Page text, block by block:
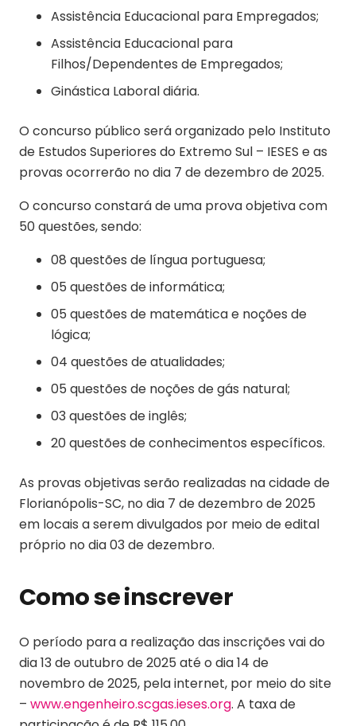
Assistência Educacional para Empregados;
Assistência Educacional para
Filhos/Dependentes de Empregados;
Ginástica Laboral diária.
O concurso público será organizado pelo Instituto
de Estudos Superiores do Extremo Sul – IESES e as
provas ocorrerão no dia 7 de dezembro de 2025.
O concurso constará de uma prova objetiva com
50 questões, sendo:
08 questões de língua portuguesa;
05 questões de informática;
05 questões de matemática e noções de
lógica;
04 questões de atualidades;
05 questões de noções de gás natural;
03 questões de inglês;
20 questões de conhecimentos específicos.
As provas objetivas serão realizadas na cidade de
Florianópolis-SC, no dia 7 de dezembro de 2025
em locais a serem divulgados por meio de edital
próprio no dia 03 de dezembro.
Como se inscrever
O período para a realização das inscrições vai do
dia 13 de outubro de 2025 até o dia 14 de
novembro de 2025, pela internet, por meio do site
– www.engenheiro.scgas.ieses.org. A taxa de